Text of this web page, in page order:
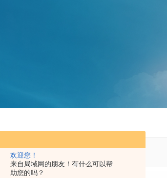
欢迎您！
来自局域网的朋友！有什么可以帮
助您的吗？